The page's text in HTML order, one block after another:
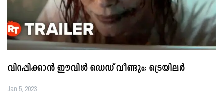
വിറപ്പിക്കാൻ ഈവിള്‍ ഡെഡ് വീണ്ടും; ട്രെയിലർ
Jan 5, 2023